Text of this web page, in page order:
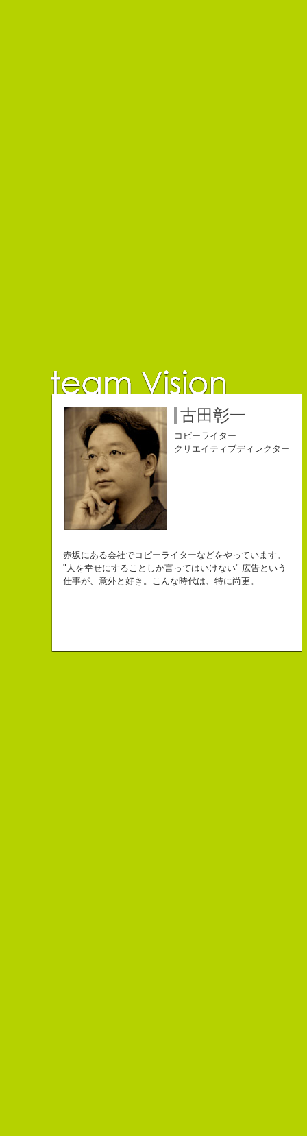
佐藤延夫
コピーライター
チームVision 事務局長
保持壮太郎
コピーライター
自己紹介ジェネレーターというサイトがある。試しにやってみた。
こんちゃっ保持壮太郎っていいます。
皆からは「保持壮太郎ピーナッツ」って呼ばれてるよ。
小山佳奈
コピーライター
なにがしか書いていられるしごとはとっても
幸せでとっても怖いですが、きょうもなんとか幸せに
生きられてる私は幸せなのかもしれません。
中村直史
コピーライター
長崎県五島市出身
３６歳
「五島列島はよいところです。
江口順也
コピーライター
Copy writer
10周年キャンペーン中です。
名雪祐平
コピーライター
クリエイティブディレクター
初対面の人によく言われる。
「きれいな名前ですね」
こう返す。「ええ、名前だけは」
古田彰一
コピーライター
クリエイティブディレクター
赤坂にある会社でコピーライターなどをやっています。
"人を幸せにすることしか言ってはいけない" 広告という
仕事が、意外と好き。こんな時代は、特に尚更。